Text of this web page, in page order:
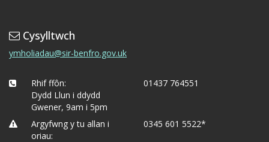
Cysylltwch
ymholiadau@sir-benfro.gov.uk
Rhif ffôn:
Dydd Llun i ddydd
Gwener, 9am i 5pm
01437 764551
Argyfwng y tu allan i
oriau:
0345 601 5522*